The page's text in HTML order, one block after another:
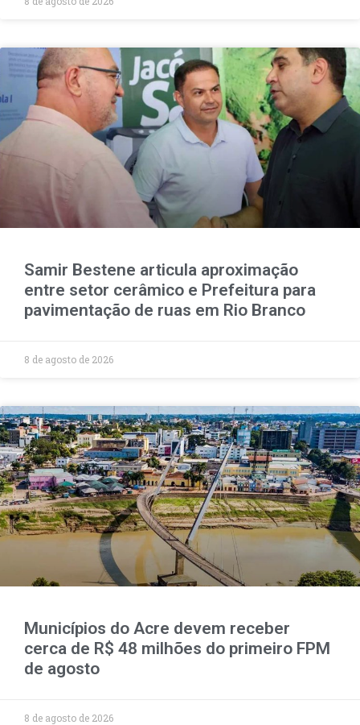
Samir Bestene articula aproximação
entre setor cerâmico e Prefeitura para
pavimentação de ruas em Rio Branco
8 de agosto de 2026
Municípios do Acre devem receber
cerca de R$ 48 milhões do primeiro FPM
de agosto
8 de agosto de 2026